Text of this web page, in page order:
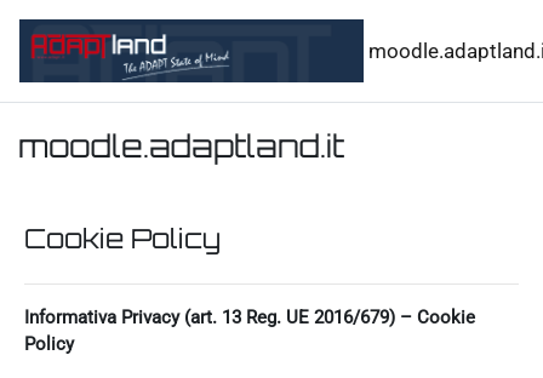
moodle.adaptland.it
Cookie Policy
Informativa Privacy (art. 13 Reg. UE 2016/679) – Cookie
Policy